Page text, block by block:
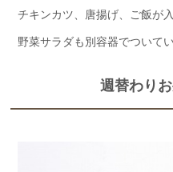
チキンカツ、唐揚げ、ご飯が
野菜サラダも別容器でついて
週替わり